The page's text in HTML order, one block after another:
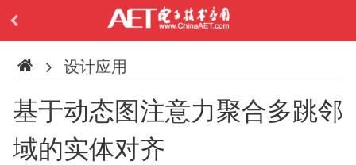
设计应用
基于动态图注意力聚合多跳邻
域的实体对齐